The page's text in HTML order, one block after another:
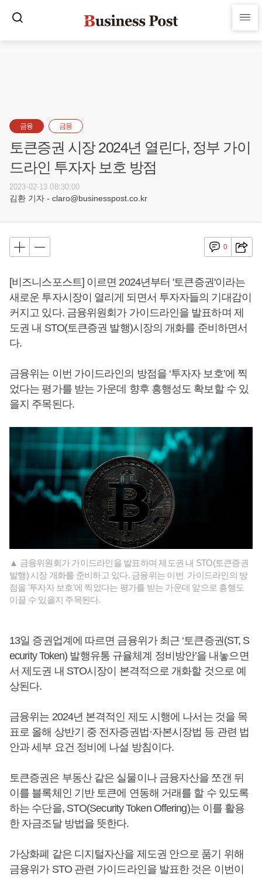
금융 금융
토큰증권 시장 2024년 열린다, 정부 가이
드라인 투자자 보호 방점
2023-02-13 08:30:00
김환 기자 - claro@businesspost.co.kr
0
[비즈니스포스트] 이르면 2024년부터 '토큰증권'이라는
새로운 투자시장이 열리게 되면서 투자자들의 기대감이
커지고 있다. 금융위원회가 가이드라인을 발표하며 제
도권 내 STO(토큰증권 발행)시장의 개화를 준비하면서
다.
금융위는 이번 가이드라인의 방점을 ‘투자자 보호’에 찍
었다는 평가를 받는 가운데 향후 흥행성도 확보할 수 있
을지 주목된다.
▲ 금융위원회가 가이드라인을 발표하며 제도권 내 STO(토큰증권
발행) 시장 개화를 준비하고 있다. 금융위는 이번 가이드라인의 방
점을 '투자자 보호'에 찍었다는 평가를 받는 가운데 앞으로 흥행도
이끌 수 있을지 주목된다.
13일 증권업계에 따르면 금융위가 최근 ‘토큰증권(ST, S
ecurity Token) 발행유통 규율체계 정비방안’을 내놓으면
서 제도권 내 STO시장이 본격적으로 개화할 것으로 예
상된다.
금융위는 2024년 본격적인 제도 시행에 나서는 것을 목
표로 올해 상반기 중 전자증권법·자본시장법 등 관련 법
안과 세부 요건 정비에 나설 방침이다.
토큰증권은 부동산 같은 실물이나 금융자산을 쪼갠 뒤
이를 블록체인 기반 토큰에 연동해 거래를 할 수 있도록
하는 수단을, STO(Security Token Offering)는 이를 활용
한 자금조달 방법을 뜻한다.
가상화폐 같은 디지털자산을 제도권 안으로 품기 위해
금융위가 STO 관련 가이드라인을 발표한 것은 이번이